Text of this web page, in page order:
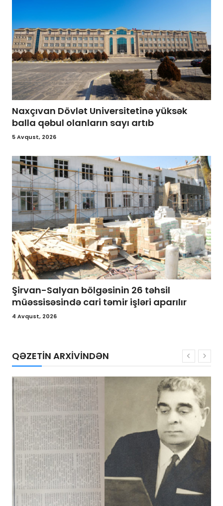
Naxçıvan Dövlət Universitetinə yüksək
balla qəbul olanların sayı artıb
5 Avqust, 2026
Şirvan-Salyan bölgəsinin 26 təhsil
müəssisəsində cari təmir işləri aparılır
4 Avqust, 2026
QƏZETİN ARXİVİNDƏN